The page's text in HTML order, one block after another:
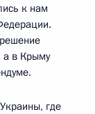
к нам
а в Крыму
где